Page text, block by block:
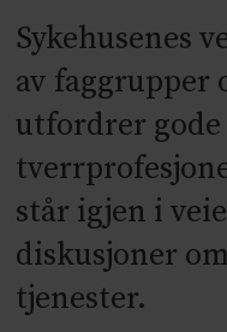
Sykehusenes
av faggrupper
utfordrer
står igjen i
diskusjoner
tjenester.